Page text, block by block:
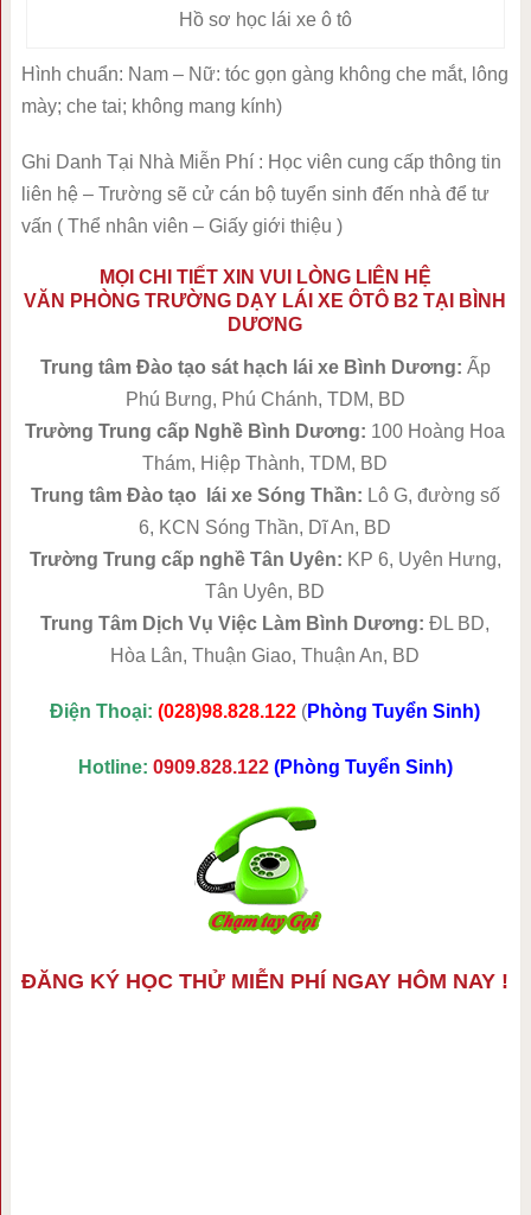
Hồ sơ học lái xe ô tô
Hình chuẩn: Nam – Nữ: tóc gọn gàng không che mắt, lông
mày; che tai; không mang kính)
Ghi Danh Tại Nhà Miễn Phí : Học viên cung cấp thông tin
liên hệ – Trường sẽ cử cán bộ tuyển sinh đến nhà để tư
vấn ( Thể nhân viên – Giấy giới thiệu )
MỌI CHI TIẾT XIN VUI LÒNG LIÊN HỆ
VĂN PHÒNG TRƯỜNG DẠY LÁI XE ÔTÔ B2 TẠI BÌNH
DƯƠNG
Trung tâm Đào tạo sát hạch lái xe Bình Dương: Ấp
Phú Bưng, Phú Chánh, TDM, BD
Trường Trung cấp Nghề Bình Dương: 100 Hoàng Hoa
Thám, Hiệp Thành, TDM, BD
Trung tâm Đào tạo lái xe Sóng Thần: Lô G, đường số
6, KCN Sóng Thần, Dĩ An, BD
Trường Trung cấp nghề Tân Uyên: KP 6, Uyên Hưng,
Tân Uyên, BD
Trung Tâm Dịch Vụ Việc Làm Bình Dương: ĐL BD,
Hòa Lân, Thuận Giao, Thuận An, BD
Điện Thoại: (028)98.828.122 (Phòng Tuyển Sinh)
Hotline: 0909.828.122 (Phòng Tuyển Sinh)
ĐĂNG KÝ HỌC THỬ MIỄN PHÍ NGAY HÔM NAY !